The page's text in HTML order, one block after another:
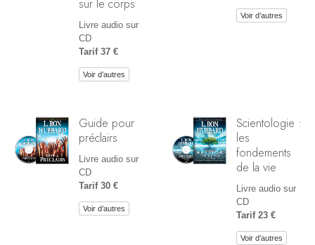
Livre audio sur
CD
Tarif 37 €
Voir d’autres
Voir d’autres
Guide pour
préclairs
Livre audio sur
CD
Tarif 30 €
Voir d’autres
Scientologie :
les
fondements
de la vie
Livre audio sur
CD
Tarif 23 €
Voir d’autres